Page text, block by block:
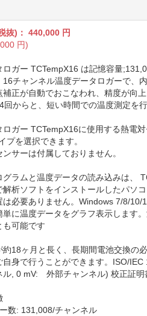
抜)：440,000 円
円)
ロガー TCTempX16 は記憶容量
16チャンネル温度データロガーで、
補正が自動でおこなわれ、精度が向
回からと、短い時間での温度測定を
ロガー TCTempX16に使用する熱電対
プを選択できます。
サーは付属しておりません。
グラムと温度データの読み込みは、
解析ソフトをインストールしたパソ
は必要ありません。Windows 7/8/10/
単に温度データをグラフ表示します
も可能です
約18ヶ月と長く、長期間電池交換の
自身で行うことができます。ISO/
ル, 0 mV: 外部チャンネル) 校正証明
数: 131,008/チャンネル